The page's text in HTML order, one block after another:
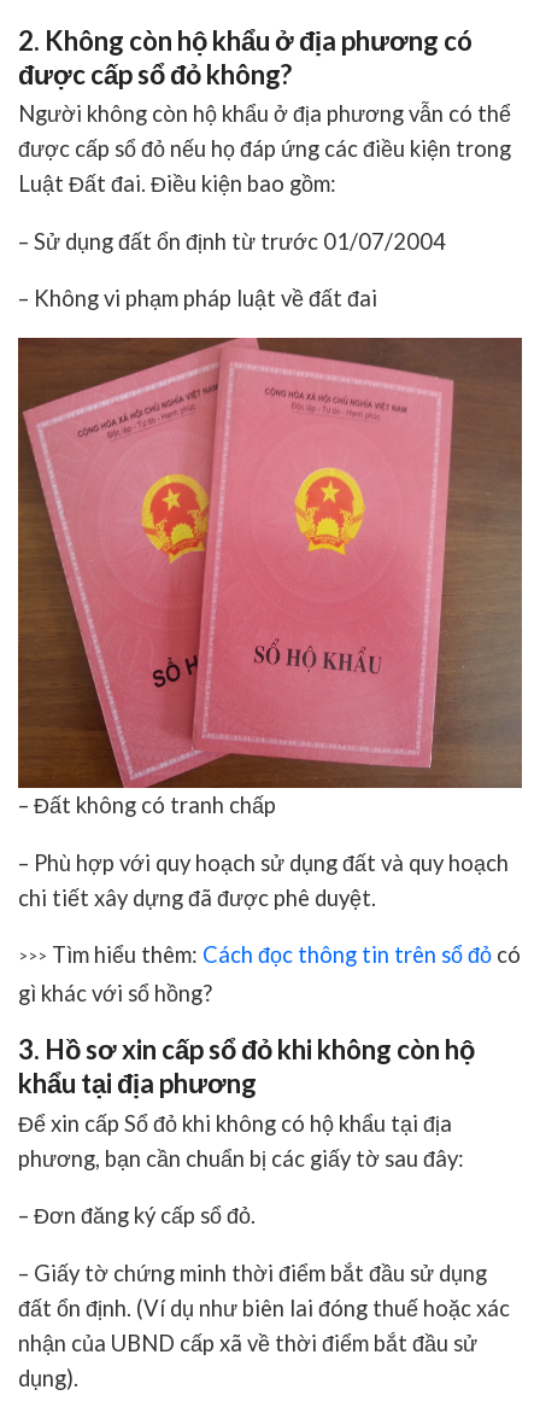
2. Không còn hộ khẩu ở địa phương có
được cấp sổ đỏ không?
Người không còn hộ khẩu ở địa phương vẫn có thể
được cấp sổ đỏ nếu họ đáp ứng các điều kiện trong
Luật Đất đai. Điều kiện bao gồm:
– Sử dụng đất ổn định từ trước 01/07/2004
– Không vi phạm pháp luật về đất đai
– Đất không có tranh chấp
– Phù hợp với quy hoạch sử dụng đất và quy hoạch
chi tiết xây dựng đã được phê duyệt.
>>> Tìm hiểu thêm: Cách đọc thông tin trên sổ đỏ có
gì khác với sổ hồng?
3. Hồ sơ xin cấp sổ đỏ khi không còn hộ
khẩu tại địa phương
Để xin cấp Sổ đỏ khi không có hộ khẩu tại địa
phương, bạn cần chuẩn bị các giấy tờ sau đây:
– Đơn đăng ký cấp sổ đỏ.
– Giấy tờ chứng minh thời điểm bắt đầu sử dụng
đất ổn định. (Ví dụ như biên lai đóng thuế hoặc xác
nhận của UBND cấp xã về thời điểm bắt đầu sử
dụng).